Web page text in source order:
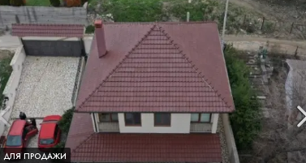
ДЛЯ ПРОДАЖИ